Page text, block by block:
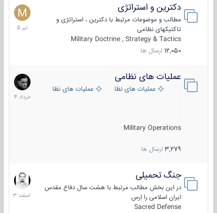
دکترین و استراتژی
مطالب و موضوعات مرتبط با دکترین ، استراتژی و
تاکتیکهای نظامی
Military Doctrine , Strategy & Tactics
12,050 ارسال ها
27
تیر
1405
عملیات های نظامی
عملیات های نظامی ایرانعملیات های نظامی خارجی
Military Operations
3,279 ارسال ها
5
خرداد
1404
جنگ تحمیلی
در این بخش مطالب مرتبط با هشت سال دفاع مقدس
ایران اسلامی را ارس
Sacred Defense
20
اسفند
1403